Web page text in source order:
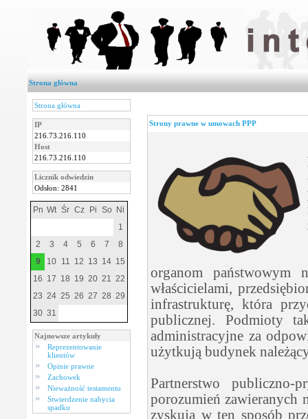
Strona główna
Strona główna
IP
216.73.216.110
Host
216.73.216.110
Licznik odwiedzin
Odsłon: 2841
Pn Wt Śr Cz Pi So
Ni
1
2
3 4 5 6 7
8
9
10 11 12 13 14 15
16 17 18 19 20 21 22
23 24 25 26 27 28 29
30 31
Najnowsze artykuły
Reprezentowanie
klientów
Opinie prawne
Zachowek
Nieważność testamentu
Stwierdzenie nabycia
spadku
Strony prawne w umowach PPP
organom państwowym
właścicielami,
infrastrukturę, która
publicznej. Podmioty
administracyjne za
użytkują budynek
Partnerstwo
porozumień zawieranych
zyskują w ten sposób